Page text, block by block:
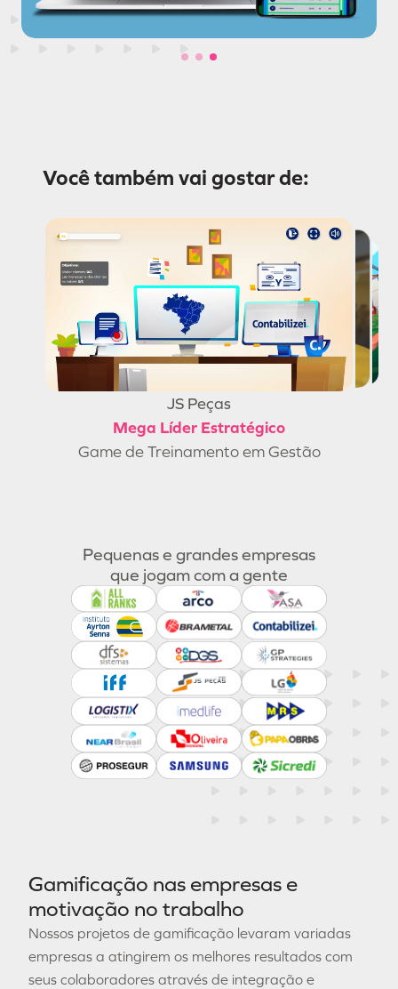
Você também vai gostar de:
JS Peças
Mega Líder Estratégico
Game de Treinamento em Gestão
Instituto Ayrton Senna
Motivação+
Game Educacional
JS Peças
Venda Ativa
Game de Treinamento em Vendas
Pequenas e grandes empresas
que jogam com a gente
Gamificação nas empresas e
motivação no trabalho
Nossos projetos de gamificação levaram variadas
empresas a atingirem os melhores resultados com
seus colaboradores através de integração e